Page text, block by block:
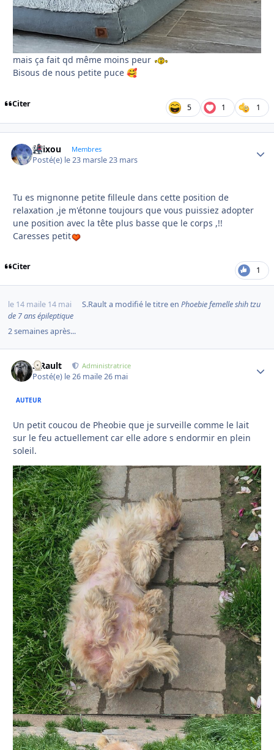
mais ça fait qd même moins peur
Bisous de nous petite puce 🥰
Citer 5 1 1
felixou Membres
Posté(e) le 23 marsle 23 mars
Tu es mignonne petite filleule dans cette position de
relaxation ,je m'étonne toujours que vous puissiez adopter
une position avec la tête plus basse que le corps ,!!
Caresses petit
Citer 1
le 14 maile 14 mai S.Raulta modifié le titre en Phoebie femelle shih tzu
de 7 ans épileptique
2 semaines après...
S.Rault Administratrice
Posté(e) le 26 maile 26 mai
AUTEUR
Un petit coucou de Pheobie que je surveille comme le lait
sur le feu actuellement car elle adore s endormir en plein
soleil.